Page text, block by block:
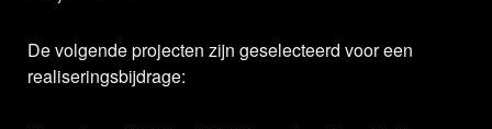
De volgende projecten zijn geselecteerd voor een
realiseringsbijdrage: